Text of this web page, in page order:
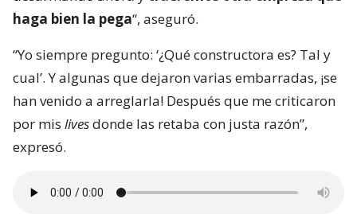
haga bien la pega“, aseguró.
“Yo siempre pregunto: ‘¿Qué constructora es? Tal y
cual’. Y algunas que dejaron varias embarradas, ¡se
han venido a arreglarla! Después que me criticaron
por mis livesdonde las retaba con justa razón”,
expresó.